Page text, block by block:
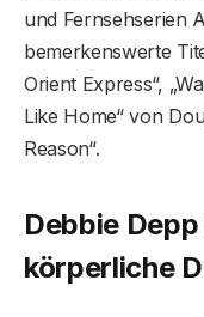
und Fernsehserien
bemerkenswerte
Orient Express“,
Like Home“ von
Reason“.
Debbie
körperliche